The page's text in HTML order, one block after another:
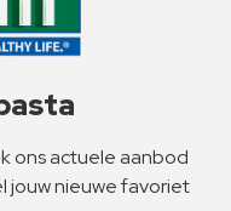
ons actuele aanbod
jouw nieuwe favoriet